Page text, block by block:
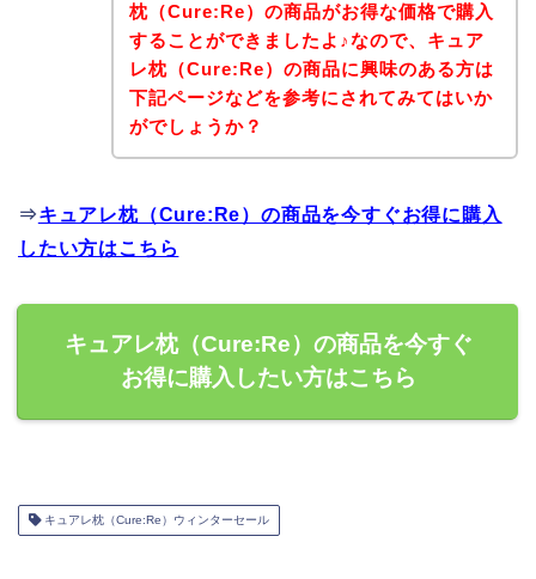
枕（Cure:Re）の商品がお得な価格で購入
することができましたよ♪なので、キュア
レ枕（Cure:Re）の商品に興味のある方は
下記ページなどを参考にされてみてはいか
がでしょうか？
⇒キュアレ枕（Cure:Re）の商品を今すぐお得に購入
したい方はこちら
キュアレ枕（Cure:Re）の商品を今すぐ
お得に購入したい方はこちら
キュアレ枕（Cure:Re）ウィンターセール